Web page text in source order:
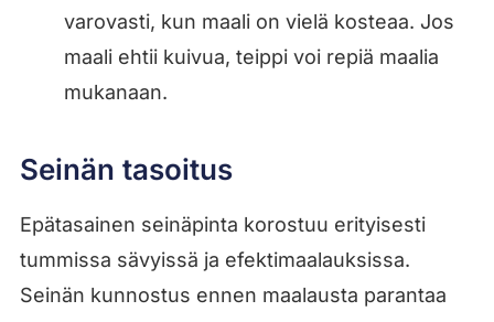
varovasti, kun maali on vielä kosteaa. Jos
maali ehtii kuivua, teippi voi repiä maalia
mukanaan.
Seinän tasoitus
Epätasainen seinäpinta korostuu erityisesti
tummissa sävyissä ja efektimaalauksissa.
Seinän kunnostus ennen maalausta parantaa